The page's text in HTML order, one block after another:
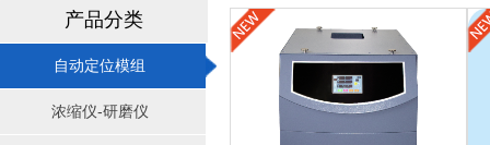
产品分类
自动定位模组
浓缩仪-研磨仪